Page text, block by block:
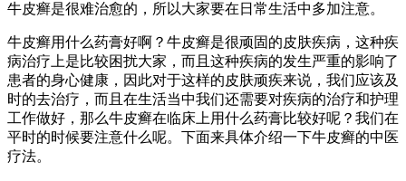
牛皮癣是很难治愈的，所以大家要在日常生活中多加注意。
牛皮癣用什么药膏好啊？牛皮癣是很顽固的皮肤疾病，这种疾
病治疗上是比较困扰大家，而且这种疾病的发生严重的影响了
患者的身心健康，因此对于这样的皮肤顽疾来说，我们应该及
时的去治疗，而且在生活当中我们还需要对疾病的治疗和护理
工作做好，那么牛皮癣在临床上用什么药膏比较好呢？我们在
平时的时候要注意什么呢。下面来具体介绍一下牛皮癣的中医
疗法。